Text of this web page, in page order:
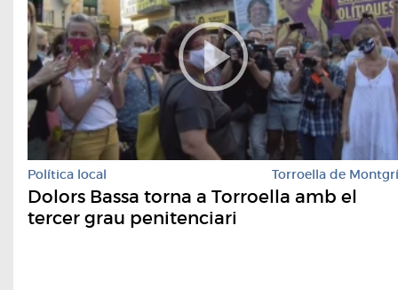
Política local Torroella de Montgrí
Dolors Bassa torna a Torroella amb el
tercer grau penitenciari